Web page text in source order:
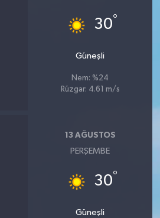
30°
Güneşli
Nem: %24
Rüzgar: 4.61 m/s
13 AĞUSTOS
PERŞEMBE
30°
Güneşli